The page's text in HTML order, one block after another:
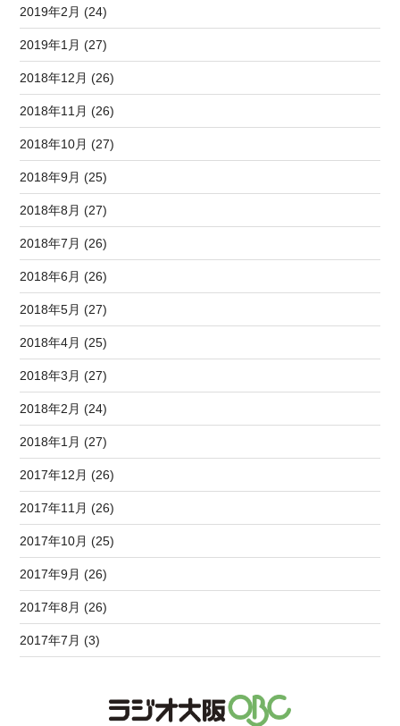
2019年2月 (24)
2019年1月 (27)
2018年12月 (26)
2018年11月 (26)
2018年10月 (27)
2018年9月 (25)
2018年8月 (27)
2018年7月 (26)
2018年6月 (26)
2018年5月 (27)
2018年4月 (25)
2018年3月 (27)
2018年2月 (24)
2018年1月 (27)
2017年12月 (26)
2017年11月 (26)
2017年10月 (25)
2017年9月 (26)
2017年8月 (26)
2017年7月 (3)